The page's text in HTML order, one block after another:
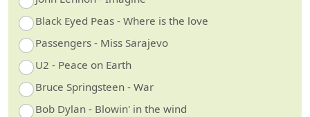
Black Eyed Peas - Where is the love
Passengers - Miss Sarajevo
U2 - Peace on Earth
Bruce Springsteen - War
Bob Dylan - Blowin' in the wind